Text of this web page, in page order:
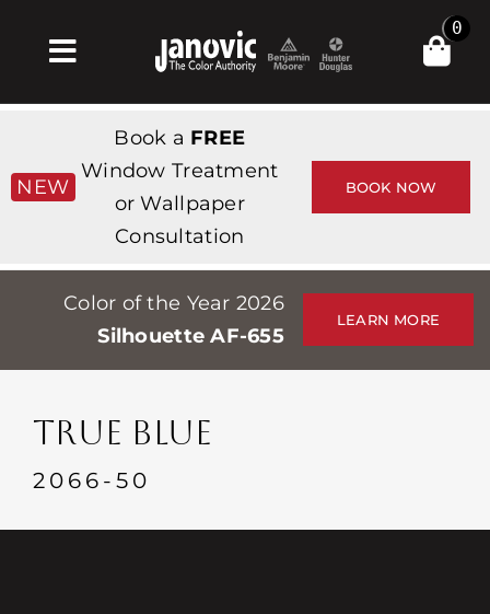
Toggle
Navigation
Products & Services
Магазин
Professionals
Stores
События
Связаться с
0
NEW
Book a FREE
Window Treatment
or Wallpaper
Consultation
BOOK NOW
Color of the Year 2026
Silhouette AF-655
LEARN MORE
TRUE BLUE
2066-50